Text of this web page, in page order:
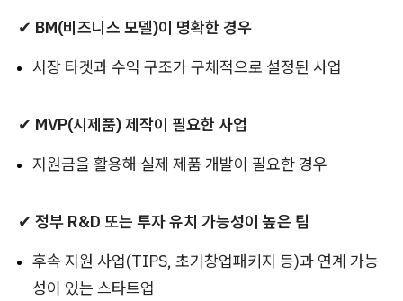
✔ BM(비즈니스 모델)이 명확한 경우
시장 타겟과 수익 구조가 구체적으로 설정된 사업
✔ MVP(시제품) 제작이 필요한 사업
지원금을 활용해 실제 제품 개발이 필요한 경우
✔ 정부 R&D 또는 투자 유치 가능성이 높은 팀
후속 지원 사업(TIPS, 초기창업패키지 등)과 연계 가능
성이 있는 스타트업